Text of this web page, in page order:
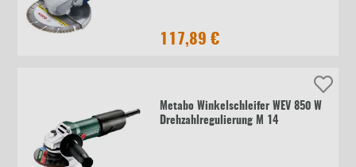
117,89 €
Metabo Winkelschleifer WEV 850 W
Drehzahlregulierung M 14